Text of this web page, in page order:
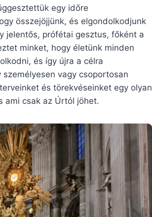
egy időre
összejöjjünk, és elgondolkodjunk
jelentős, prófétai gesztus, főként a
minket, hogy életünk minden
és így újra a célra
vagy csoportosan
és törekvéseinket egy olyan
ami csak az Úrtól jöhet.